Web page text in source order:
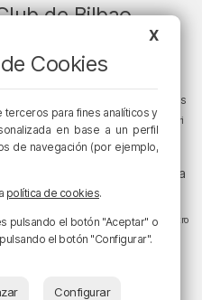
de Bilbao
BEC (Bilbao
Basket Bizkaia
cultura
Cáritas
Egunon Bizkaia el tiempo Enkarterri
(País Vasco)
LaLiga
Osakidetza planes
sucesos Teatro
tráfico
X
Cookies
para fines analíticos y
en base a un perfil
de navegación (por ejemplo,
política de cookies.
pulsando el botón "Aceptar" o
el botón "Configurar".
Configurar